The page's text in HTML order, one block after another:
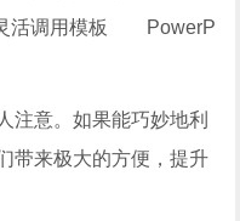
活调用模板 PowerP
注意。如果能巧妙地利
带来极大的方便，提升